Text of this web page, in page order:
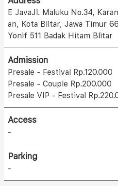
E JavaJl. Maluku No.34,
an, Kota Blitar, Jawa Timur
Yonif 511 Badak Hitam Blitar
Admission
Presale - Festival Rp.120.000
Presale - Couple Rp.200.000
Presale VIP - Festival
Access
-
Parking
-